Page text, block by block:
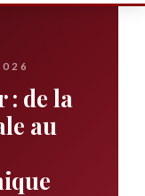
: de la
au